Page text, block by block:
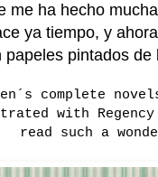
me ha hecho
ya tiempo, y
papeles pintados
complete
with
read such a